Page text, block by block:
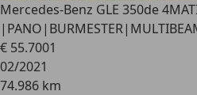
Mercedes-Benz GLE 350de
€ 55.7001
02/2021
74.986 km